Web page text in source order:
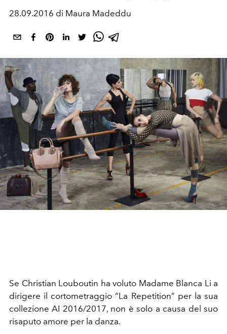
28.09.2016 di Maura Madeddu
Se Christian Louboutin ha voluto Madame Blanca Li a
dirigere il cortometraggio “La Repetition” per la sua
collezione AI 2016/2017, non è solo a causa del suo
risaputo amore per la danza.